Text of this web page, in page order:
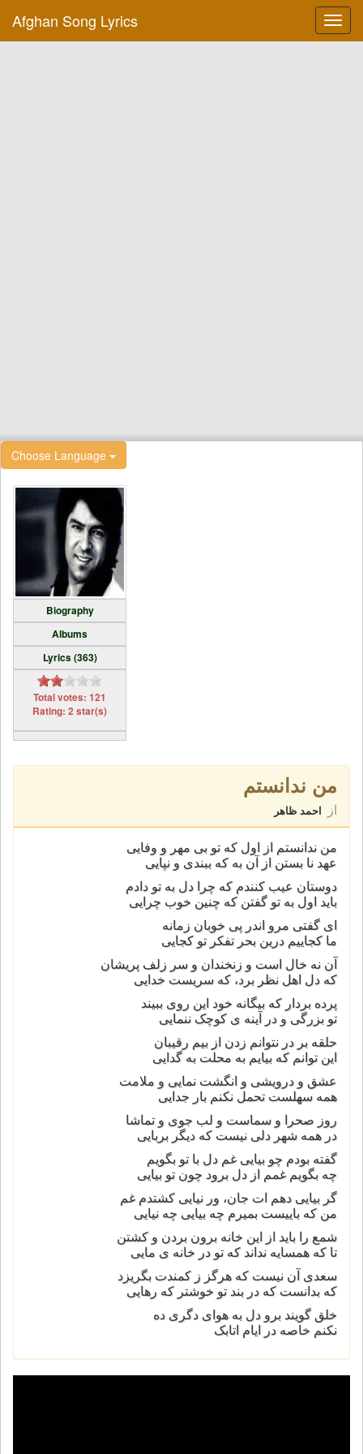
Afghan Song Lyrics
Choose Language
Biography
Albums
Lyrics (363)
Total votes: 121
Rating: 2 star(s)
من ندانستم
از احمد ظاهر
من ندانستم از اول که تو بی مهر و وفايی
عهد نا بستن از آن به که ببندی و نپايی
دوستان عيب کنندم که چرا دل به تو دادم
بايد اول به تو گفتن که چنين خوب چرايی
ای گفتی مرو اندر پی خوبان زمانه
ما کجاييم درين بحر تفکر تو کجايی
آن نه خال است و زنخندان و سر زلف پريشان
که دل اهل نظر برد، که سريست خدايی
پرده بردار که بيگانه خود اين روی ببيند
تو بزرگی و در آينه ی کوچک ننمايی
حلقه بر در نتوانم زدن از بيم رقيبان
اين توانم که بيايم به محلت به گدايی
عشق و درويشی و انگشت نمايی و ملامت
همه سهلست تحمل نکنم بار جدايی
روز صحرا و سماست و لب جوی و تماشا
در همه شهر دلی نيست که ديگر بربايی
گفته بودم چو بيايی غم دل با تو بگويم
چه بگويم غمم از دل برود چون تو بيايی
گر بيايی دهم ات جان، ور نيايی کشتدم غم
من که باييست بميرم چه بيايی چه نيايی
شمع را بايد از اين خانه برون بردن و کشتن
تا که همسايه نداند که تو در خانه ی مايی
سعدی آن نيست که هرگز ز کمندت بگريزد
که بدانست که در بند تو خوشتر که رهايی
خلق گويند برو دل به هوای دگری ده
نکنم خاصه در ايام اتابک